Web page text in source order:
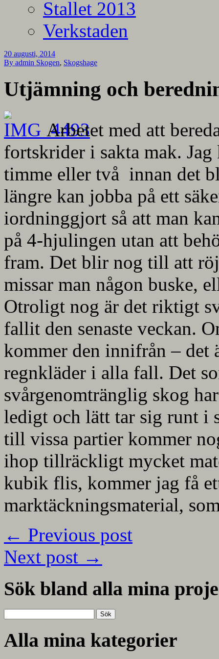
Stallet 2013
Verkstaden
20 augusti, 2014
By admin Skogen, Skogshage
Utjämning och
Arbetet med att
fortskrider i sakta mak.
timme eller två innan det
längre kan jobba på ett
iordninggjort så att man
på 4-hjulingen utan att
fram. Det blir nog till att
missar man någon buske,
Otroligt nog är det riktigt
fallit den senaste veckan.
kommer den innifrån – det
regnkläder i alla fall. Det
svårgenomtränglig skog
ledigt och lätt tar sig runt i
till vissa partier kommer
ihop tillräckligt mycket
kubik flis, kommer jag få
marktäckningsmaterial,
← Previous post
Next post →
Sök bland alla mina
efter:
Alla mina kategorier